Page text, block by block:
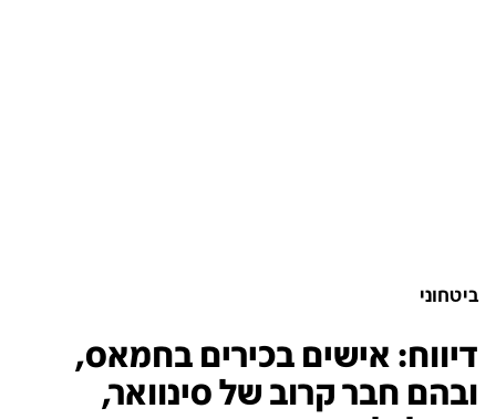
ביטחוני
דיווח: אישים בכירים בחמאס,
ובהם חבר קרוב של סינוואר,